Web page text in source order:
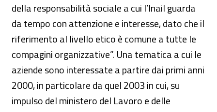
della responsabilità sociale a cui l’Inail guarda
da tempo con attenzione e interesse, dato che il
riferimento al livello etico è comune a tutte le
compagini organizzative”. Una tematica a cui le
aziende sono interessate a partire dai primi anni
2000, in particolare da quel 2003 in cui, su
impulso del ministero del Lavoro e delle